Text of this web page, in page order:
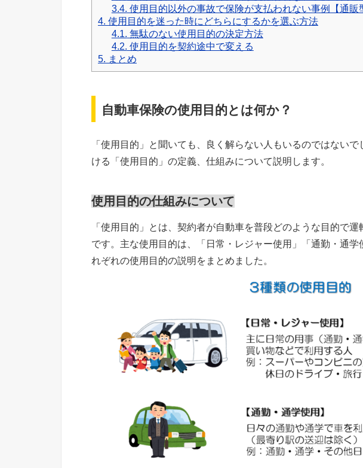
3.4. 使用目的以外の事故で保険が支払われない事例【通販
4. 使用目的を迷った時にどちらにするかを選ぶ方法
4.1. 無駄のない使用目的の決定方法
4.2. 使用目的を契約途中で変える
5. まとめ
自動車保険の使用目的とは何か？
「使用目的」と聞いても、良く解らない人もいるのではない
ける「使用目的」の定義、仕組みについて説明します。
使用目的の仕組みについて
「使用目的」とは、契約者が自動車を普段どのような目的で
です。主な使用目的は、「日常・レジャー使用」「通勤・通
れぞれの使用目的の説明をまとめました。